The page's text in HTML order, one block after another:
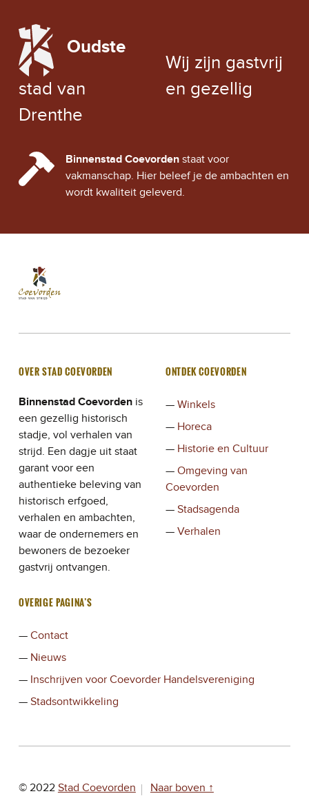
LOCAL WEATHER
Oudste
stad van
Drenthe
Wij zijn gastvrij
en gezellig
CINDY CITY HALL Binnenstad Coevordenstaat voor
vakmanschap. Hier beleef je de ambachten en
wordt kwaliteit geleverd.
Stad Coevorden
STAD VAN STRIJD
OVER STAD COEVORDEN
Binnenstad Coevordenis
een gezellig historisch
stadje, vol verhalen van
strijd. Een dagje uit staat
garant voor een
authentieke beleving van
historisch erfgoed,
verhalen en ambachten,
waar de ondernemers en
bewoners de bezoeker
gastvrij ontvangen.
ONTDEK COEVORDEN
Winkels
Horeca
Historie en Cultuur
Omgeving van
Coevorden
Stadsagenda
Verhalen
OVERIGE PAGINA’S
Contact
Nieuws
Inschrijven voor Coevorder Handelsvereniging
Stadsontwikkeling
© 2022 Stad Coevorden Naar boven ↑